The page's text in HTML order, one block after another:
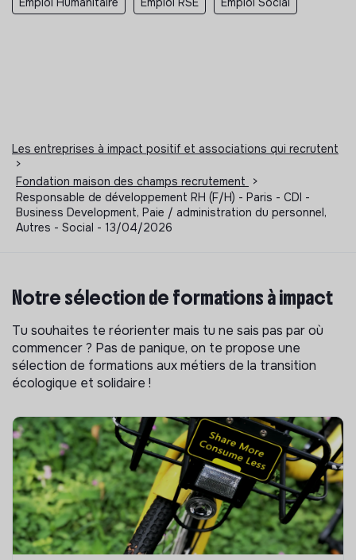
Les entreprises à impact positif et associations qui recrutent
>
Fondation maison des champs recrutement
>
Responsable de développement RH (F/H) - Paris - CDI -
Business Development, Paie / administration du personnel,
Autres - Social - 13/04/2026
Notre sélection de formations à impact
Tu souhaites te réorienter mais tu ne sais pas par où
commencer ? Pas de panique, on te propose une
sélection de formations aux métiers de la transition
écologique et solidaire !